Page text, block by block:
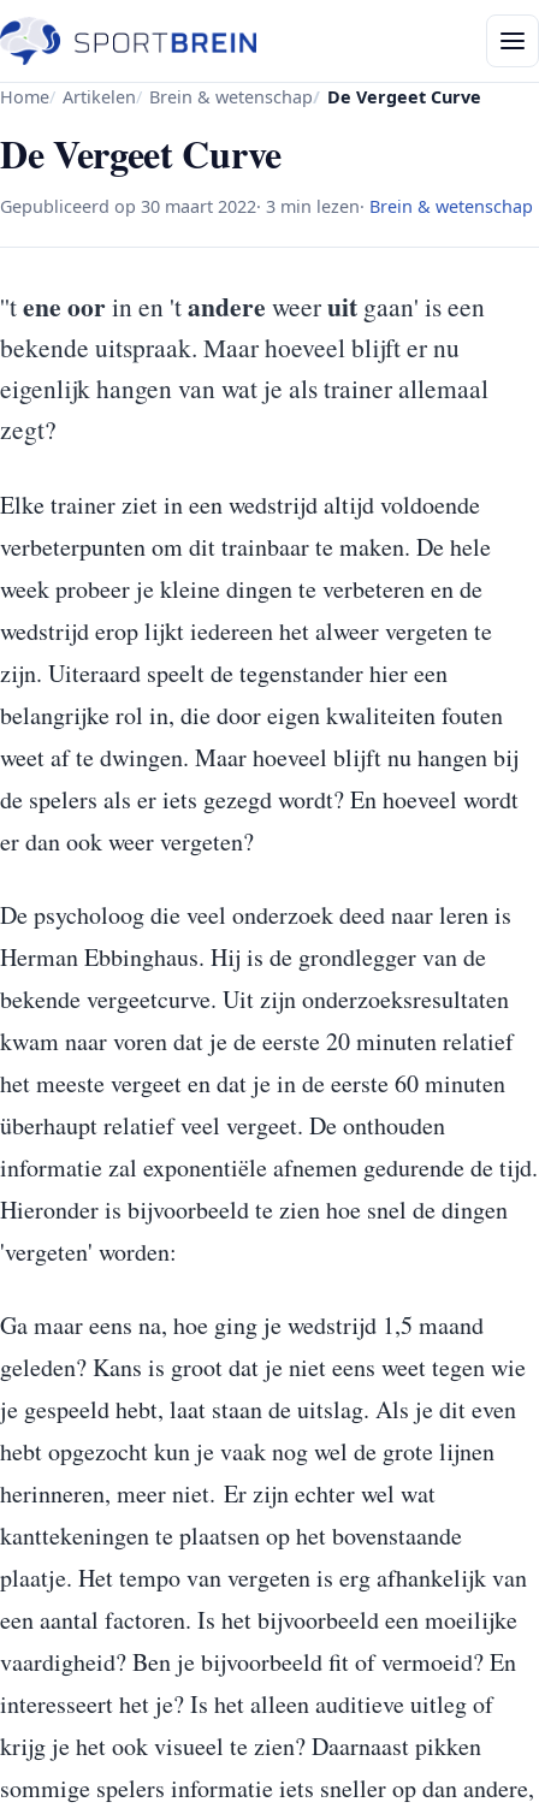
Home Artikelen Brein & wetenschap De Vergeet Curve
De Vergeet Curve
Gepubliceerd op 30 maart 2022· 3 min lezen· Brein & wetenschap
''tene oorin en 'tandere weeruit gaan' is een
bekende uitspraak. Maar hoeveel blijft er nu
eigenlijk hangen van wat je als trainer allemaal
zegt?
Elke trainer ziet in een wedstrijd altijd voldoende
verbeterpunten om dit trainbaar te maken. De hele
week probeer je kleine dingen te verbeteren en de
wedstrijd erop lijkt iedereen het alweer vergeten te
zijn. Uiteraard speelt de tegenstander hier een
belangrijke rol in, die door eigen kwaliteiten fouten
weet af te dwingen. Maar hoeveel blijft nu hangen bij
de spelers als er iets gezegd wordt? En hoeveel wordt
er dan ook weer vergeten?
De psycholoog die veel onderzoek deed naar leren is
Herman Ebbinghaus. Hij is de grondlegger van de
bekende vergeetcurve. Uit zijn onderzoeksresultaten
kwam naar voren dat je de eerste 20 minuten relatief
het meeste vergeet en dat je in de eerste 60 minuten
überhaupt relatief veel vergeet. De onthouden
informatie zal exponentiële afnemen gedurende de tijd.
Hieronder is bijvoorbeeld te zien hoe snel de dingen
'vergeten' worden:
Ga maar eens na, hoe ging je wedstrijd 1,5 maand
geleden? Kans is groot dat je niet eens weet tegen wie
je gespeeld hebt, laat staan de uitslag. Als je dit even
hebt opgezocht kun je vaak nog wel de grote lijnen
herinneren, meer niet. Er zijn echter wel wat
kanttekeningen te plaatsen op het bovenstaande
plaatje. Het tempo van vergeten is erg afhankelijk van
een aantal factoren. Is het bijvoorbeeld een moeilijke
vaardigheid? Ben je bijvoorbeeld fit of vermoeid? En
interesseert het je? Is het alleen auditieve uitleg of
krijg je het ook visueel te zien? Daarnaast pikken
sommige spelers informatie iets sneller op dan andere,